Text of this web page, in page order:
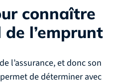
connaître
l’emprunt
l’assurance, et donc son
de déterminer avec